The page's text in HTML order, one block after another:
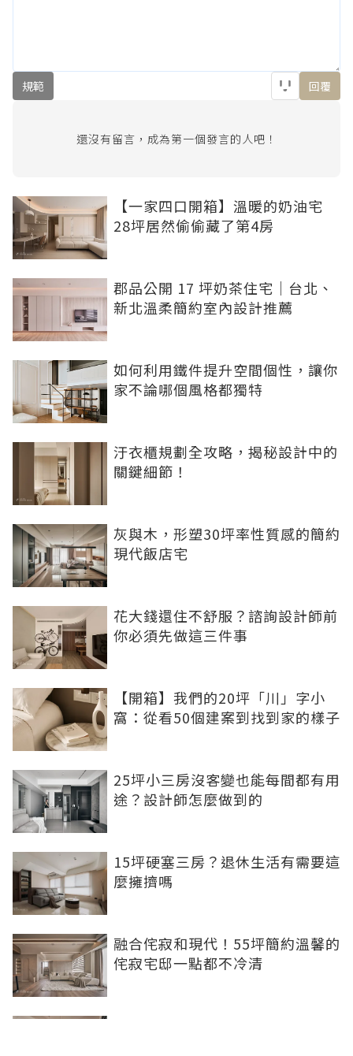
規範 回覆
還沒有留言，成為第一個發言的人吧！
【一家四口開箱】溫暖的奶油宅
28坪居然偷偷藏了第4房
郡品公開 17 坪奶茶住宅｜台北、
新北溫柔簡約室內設計推薦
如何利用鐵件提升空間個性，讓你
家不論哪個風格都獨特
汙衣櫃規劃全攻略，揭秘設計中的
關鍵細節！
灰與木，形塑30坪率性質感的簡約
現代飯店宅
花大錢還住不舒服？諮詢設計師前
你必須先做這三件事
【開箱】我們的20坪「川」字小
窩：從看50個建案到找到家的樣子
25坪小三房沒客變也能每間都有用
途？設計師怎麼做到的
15坪硬塞三房？退休生活有需要這
麼擁擠嗎
融合侘寂和現代！55坪簡約溫馨的
侘寂宅邸一點都不冷清